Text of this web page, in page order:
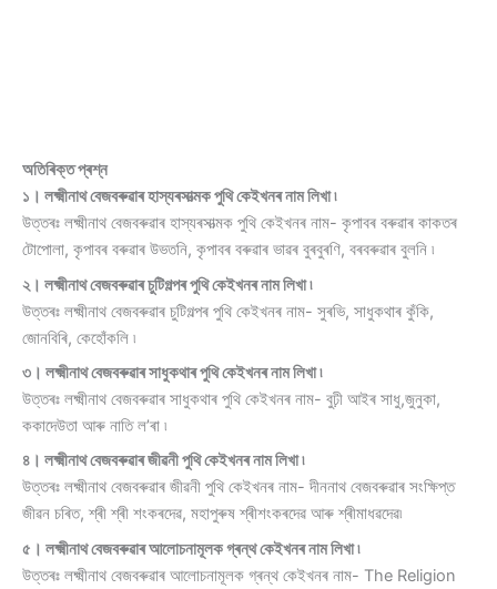
অতিৰিক্ত প্ৰশ্ন
১। লক্ষ্মীনাথ বেজবৰুৱাৰ হাস্যৰসাত্মক পুথি কেইখনৰ নাম লিখা ৷
উত্তৰঃ লক্ষ্মীনাথ বেজবৰুৱাৰ হাস্যৰসাত্মক পুথি কেইখনৰ নাম- কৃপাবৰ বৰুৱাৰ কাকতৰ
টোপোলা, কৃপাবৰ বৰুৱাৰ উভতনি, কৃপাবৰ বৰুৱাৰ ভাৱৰ বুৰবুৰণি, বৰবৰুৱাৰ বুলনি ৷
২। লক্ষ্মীনাথ বেজবৰুৱাৰ চুটিগল্পৰ পুথি কেইখনৰ নাম লিখা ৷
উত্তৰঃ লক্ষ্মীনাথ বেজবৰুৱাৰ চুটিগল্পৰ পুথি কেইখনৰ নাম- সুৰভি, সাধুকথাৰ কুঁকি,
জোনবিৰি, কেহোঁকলি ৷
৩। লক্ষ্মীনাথ বেজবৰুৱাৰ সাধুকথাৰ পুথি কেইখনৰ নাম লিখা ৷
উত্তৰঃ লক্ষ্মীনাথ বেজবৰুৱাৰ সাধুকথাৰ পুথি কেইখনৰ নাম- বুঢ়ী আইৰ সাধু,জুনুকা,
ককাদেউতা আৰু নাতি ল’ৰা ৷
৪। লক্ষ্মীনাথ বেজবৰুৱাৰ জীৱনী পুথি কেইখনৰ নাম লিখা ৷
উত্তৰঃ লক্ষ্মীনাথ বেজবৰুৱাৰ জীৱনী পুথি কেইখনৰ নাম- দীননাথ বেজবৰুৱাৰ সংক্ষিপ্ত
জীৱন চৰিত, শ্ৰী শ্ৰী শংকৰদেৱ, মহাপুৰুষ শ্ৰীশংকৰদেৱ আৰু শ্ৰীমাধৱদেৱ৷
৫। লক্ষ্মীনাথ বেজবৰুৱাৰ আলোচনামূলক গ্ৰন্থ কেইখনৰ নাম লিখা ৷
উত্তৰঃ লক্ষ্মীনাথ বেজবৰুৱাৰ আলোচনামূলক গ্ৰন্থ কেইখনৰ নাম- The Religion